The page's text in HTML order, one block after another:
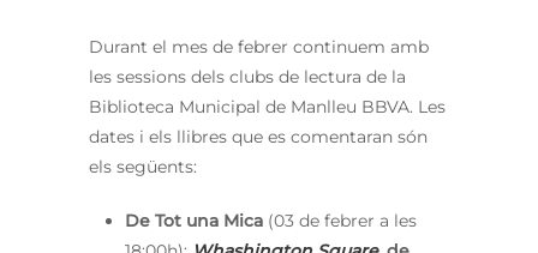
Durant el mes de febrer continuem amb
les sessions dels clubs de lectura de la
Biblioteca Municipal de Manlleu BBVA. Les
dates i els llibres que es comentaran són
els següents:
De Tot una Mica (03 de febrer a les